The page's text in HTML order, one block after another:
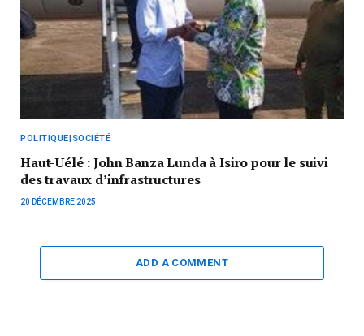
POLITIQUE|SOCIÉTÉ
Haut-Uélé : John Banza Lunda à Isiro pour le suivi
des travaux d’infrastructures
20 DÉCEMBRE 2025
ADD A COMMENT